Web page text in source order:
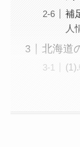
補
人
北海道